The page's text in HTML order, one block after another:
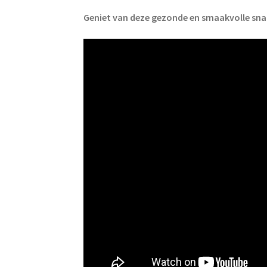
Geniet van deze gezonde en smaakvolle